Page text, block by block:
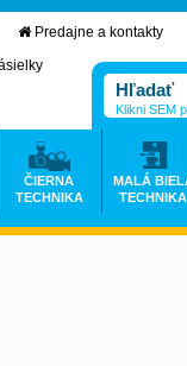
Predajne a kontakty
Klikni SEM
ČIERNA
TECHNIKA
MALÁ
TECHNIKA